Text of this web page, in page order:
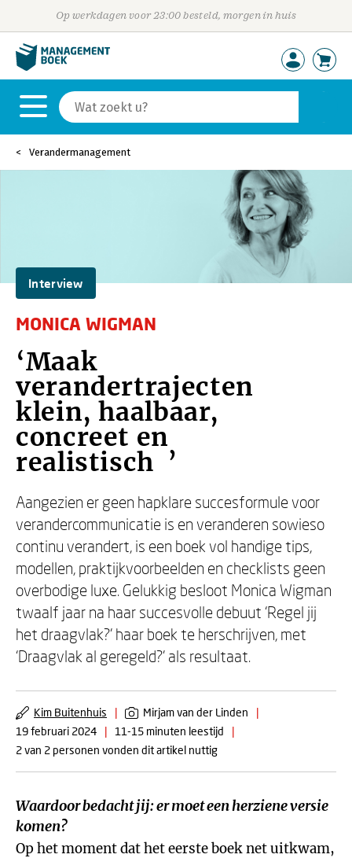
Op werkdagen voor 23:00 besteld, morgen in huis
Verandermanagement
Interview
MONICA WIGMAN
‘Maak
verandertrajecten
klein, haalbaar,
concreet en
realistisch ’
Aangezien er geen hapklare succesformule voor
verandercommunicatie is en veranderen sowieso
continu verandert, is een boek vol handige tips,
modellen, praktijkvoorbeelden en checklists geen
overbodige luxe. Gelukkig besloot Monica Wigman
twaalf jaar na haar succesvolle debuut ‘Regel jij
het draagvlak?’ haar boek te herschrijven, met
‘Draagvlak al geregeld?’ als resultaat.
Kim Buitenhuis | Mirjam van der Linden
|
19 februari 2024
| 11-15 minuten leestijd
|
2 van 2 personen vonden dit artikel nuttig
Waardoor bedacht jij: er moet een herziene versie
komen?
Op het moment dat het eerste boek net uitkwam,